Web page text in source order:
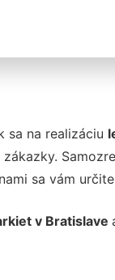
sa na realizáciu
sa vám
v Bratislave